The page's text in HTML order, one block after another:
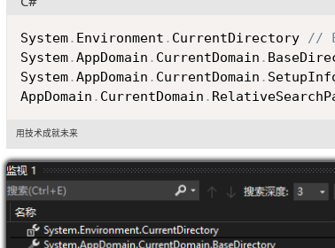
System. Environment . CurrentDirectory //
System.AppDomain . CurrentDomain .
System.AppDomain . CurrentDomain .
AppDomain . CurrentDomain .
用技术成就未来